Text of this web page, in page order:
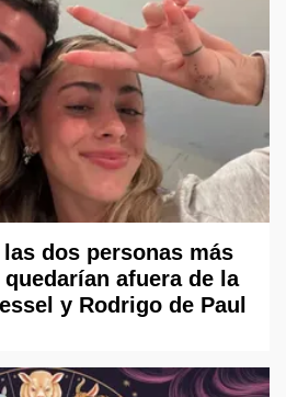
dos personas más
afuera de la
y Rodrigo de Paul